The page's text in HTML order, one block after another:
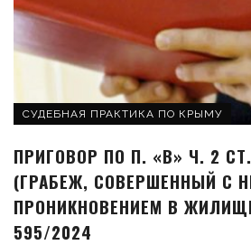
СУДЕБНАЯ ПРАКТИКА ПО КРЫМУ
ПРИГОВОР ПО П. «В» Ч. 2
(ГРАБЕЖ, СОВЕРШЕННЫЙ С
ПРОНИКНОВЕНИЕМ В
595/2024